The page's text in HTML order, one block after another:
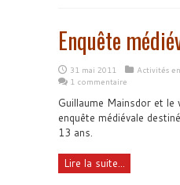
Enquête
31 mai 2011
Activités
1 commentaire
Guillaume Mainsdor et le
enquête médiévale
13 ans.
Lire la suite...